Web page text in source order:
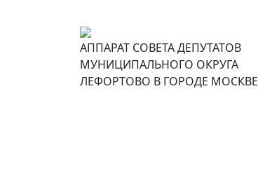
АППАРАТ СОВЕТА ДЕПУТАТОВ
МУНИЦИПАЛЬНОГО ОКРУГА
ЛЕФОРТОВО В ГОРОДЕ МОСКВЕ